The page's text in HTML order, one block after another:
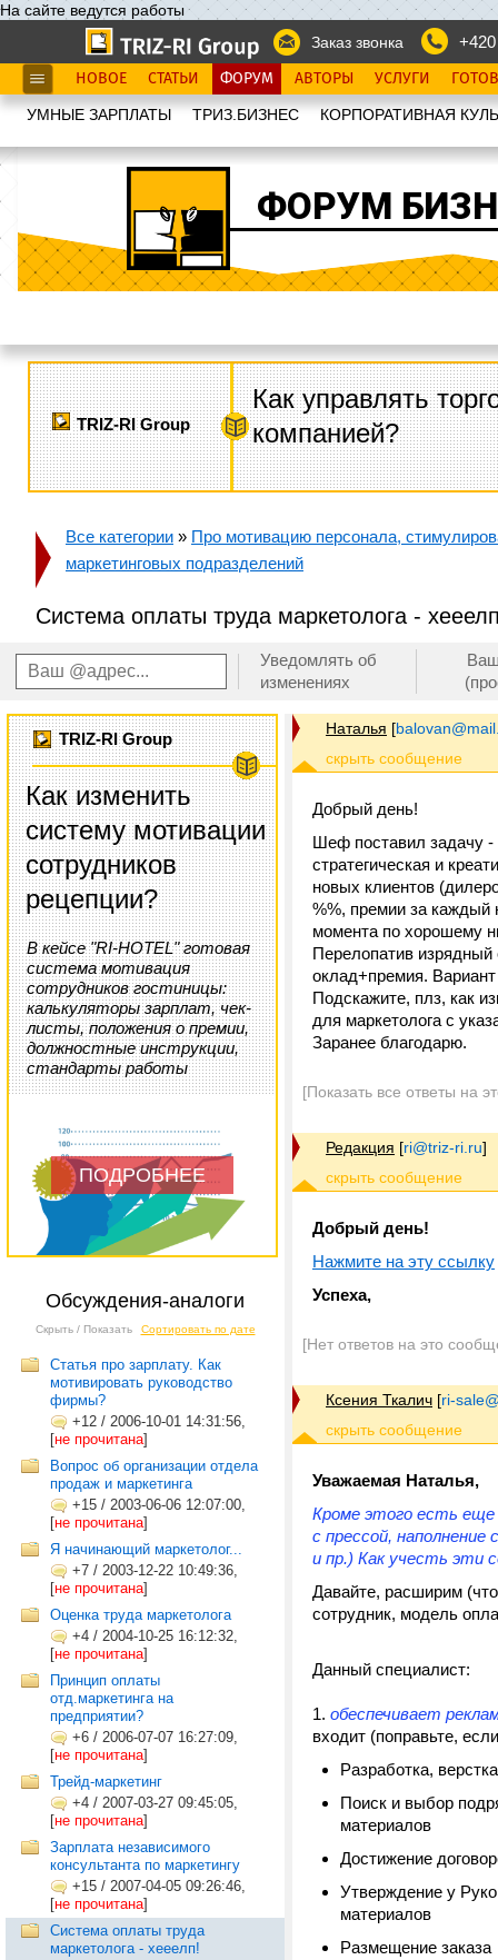
На сайте ведутся работы
Заказ звонка
НОВОЕ СТАТЬИ ФОРУМ АВТОРЫ УСЛУГИ
УМНЫЕ ЗАРПЛАТЫ ТРИЗ.БИЗНЕС КОРПОРАТИВНАЯ
ФОРУМ
TRIZ-RI Group
Как управлять
компанией?
Все категории » Про мотивацию персонала,
маркетинговых подразделений
Система оплаты труда маркетолога -
Уведомлять об
изменениях
TRIZ-RI Group
Как изменить
систему мотивации
сотрудников
рецепции?
В кейсе "RI-HOTEL" готовая
система мотивация
сотрудников гостиницы:
калькуляторы зарплат, чек-
листы, положения о премии,
должностные инструкции,
стандарты работы
ПОДРОБНЕЕ
Обсуждения-аналоги
Скрыть / Показать Сортировать по дате
Статья про зарплату. Как
мотивировать руководство
фирмы?
+12 / 2006-10-01 14:31:56,
[не прочитана]
Вопрос об организации отдела
продаж и маркетинга
+15 / 2003-06-06 12:07:00,
[не прочитана]
Я начинающий маркетолог...
+7 / 2003-12-22 10:49:36,
[не прочитана]
Оценка труда маркетолога
+4 / 2004-10-25 16:12:32,
[не прочитана]
Принцип оплаты
отд.маркетинга на
предприятии?
+6 / 2006-07-07 16:27:09,
[не прочитана]
Трейд-маркетинг
+4 / 2007-03-27 09:45:05,
[не прочитана]
Зарплата независимого
консультанта по маркетингу
+15 / 2007-04-05 09:26:46,
[не прочитана]
Система оплаты труда
маркетолога - хееелп!
Наталья [
Добрый день!
Шеф поставил задачу -
стратегическая и
новых клиентов
%%, премии за каждый
момента по хорошему
Перелопатив
оклад+премия. Вариант
Подскажите, плз, как
для маркетолога с
Заранее благодарю.
[Показать все ответы на
Редакция [ri@triz-ri.ru]
Добрый день!
Нажмите на эту ссылку
Успеха,
[Нет ответов на это
Ксения Ткалич [ri-
Уважаемая Наталья,
Кроме этого есть еще
с прессой, наполнение
и пр.) Как учесть эти
Давайте, расширим
сотрудник, модель
Данный специалист:
1. обеспечивает
входит (поправьте,
Разработка,
Поиск и выбор
материалов
Достижение
Утверждение у
материалов
Размещение заказа